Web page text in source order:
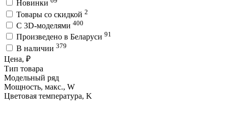
Новинки
Товары со скидкой 2
C 3D-моделями 400
Произведено в Беларуси 91
В наличии 379
Цена, ₽
Тип товара
Модельный ряд
Мощность, макс., W
Цветовая температура, K